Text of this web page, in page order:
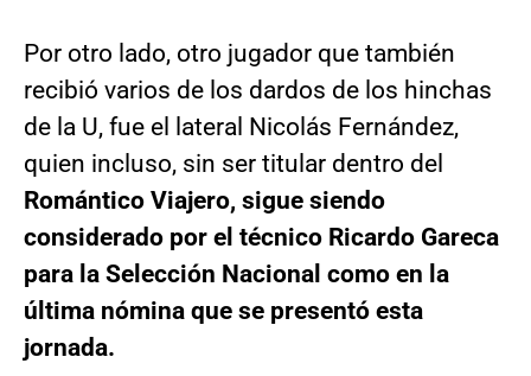
Por otro lado, otro jugador que también
recibió varios de los dardos de los hinchas
de la U, fue el lateral Nicolás Fernández,
quien incluso, sin ser titular dentro del
Romántico Viajero, sigue siendo
considerado por el técnico Ricardo Gareca
para la Selección Nacional como en la
última nómina que se presentó esta
jornada.